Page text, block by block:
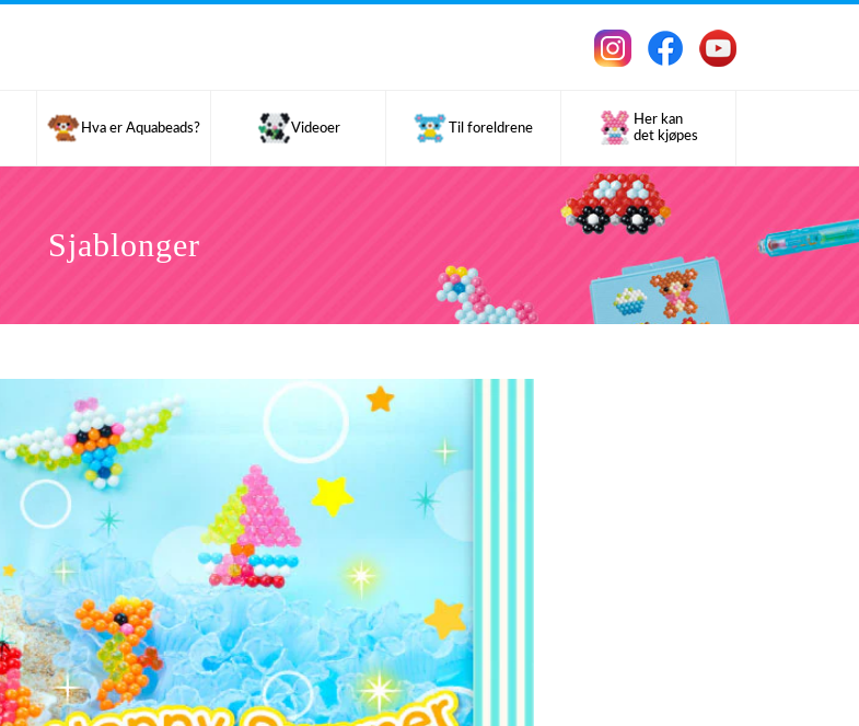
Hva er Aquabeads? Videoer Til foreldrene
Her kan
det kjøpes
Sjablonger